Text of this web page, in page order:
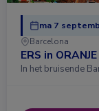
ma 7
Barcelona
ERS in
In het bruisende